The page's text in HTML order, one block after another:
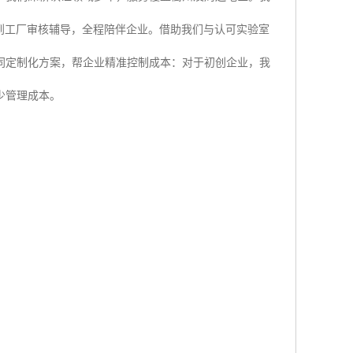
厂审核辅导，全程陪伴企业。借助我们与认可实验室
制化方案，帮企业精准控制成本：对于初创企业，我
理成本。